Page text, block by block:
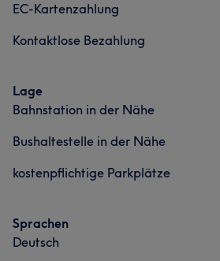
EC-Kartenzahlung
Kontaktlose Bezahlung
Lage
Bahnstation in der Nähe
Bushaltestelle in der Nähe
kostenpflichtige Parkplätze
Sprachen
Deutsch